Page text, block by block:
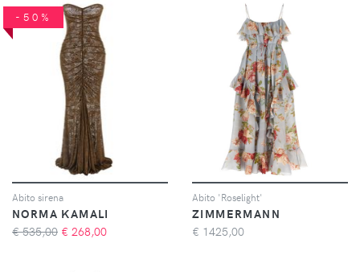
-50%
Abito sirena
NORMA KAMALI
€ 535,00 € 268,00
Abito 'Roselight'
ZIMMERMANN
€ 1425,00